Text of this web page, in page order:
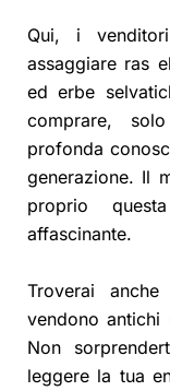
Qui, i
assaggiare ras
ed erbe
comprare,
profonda
generazione. Il
proprio
affascinante.
Troverai
vendono
Non
leggere la tua